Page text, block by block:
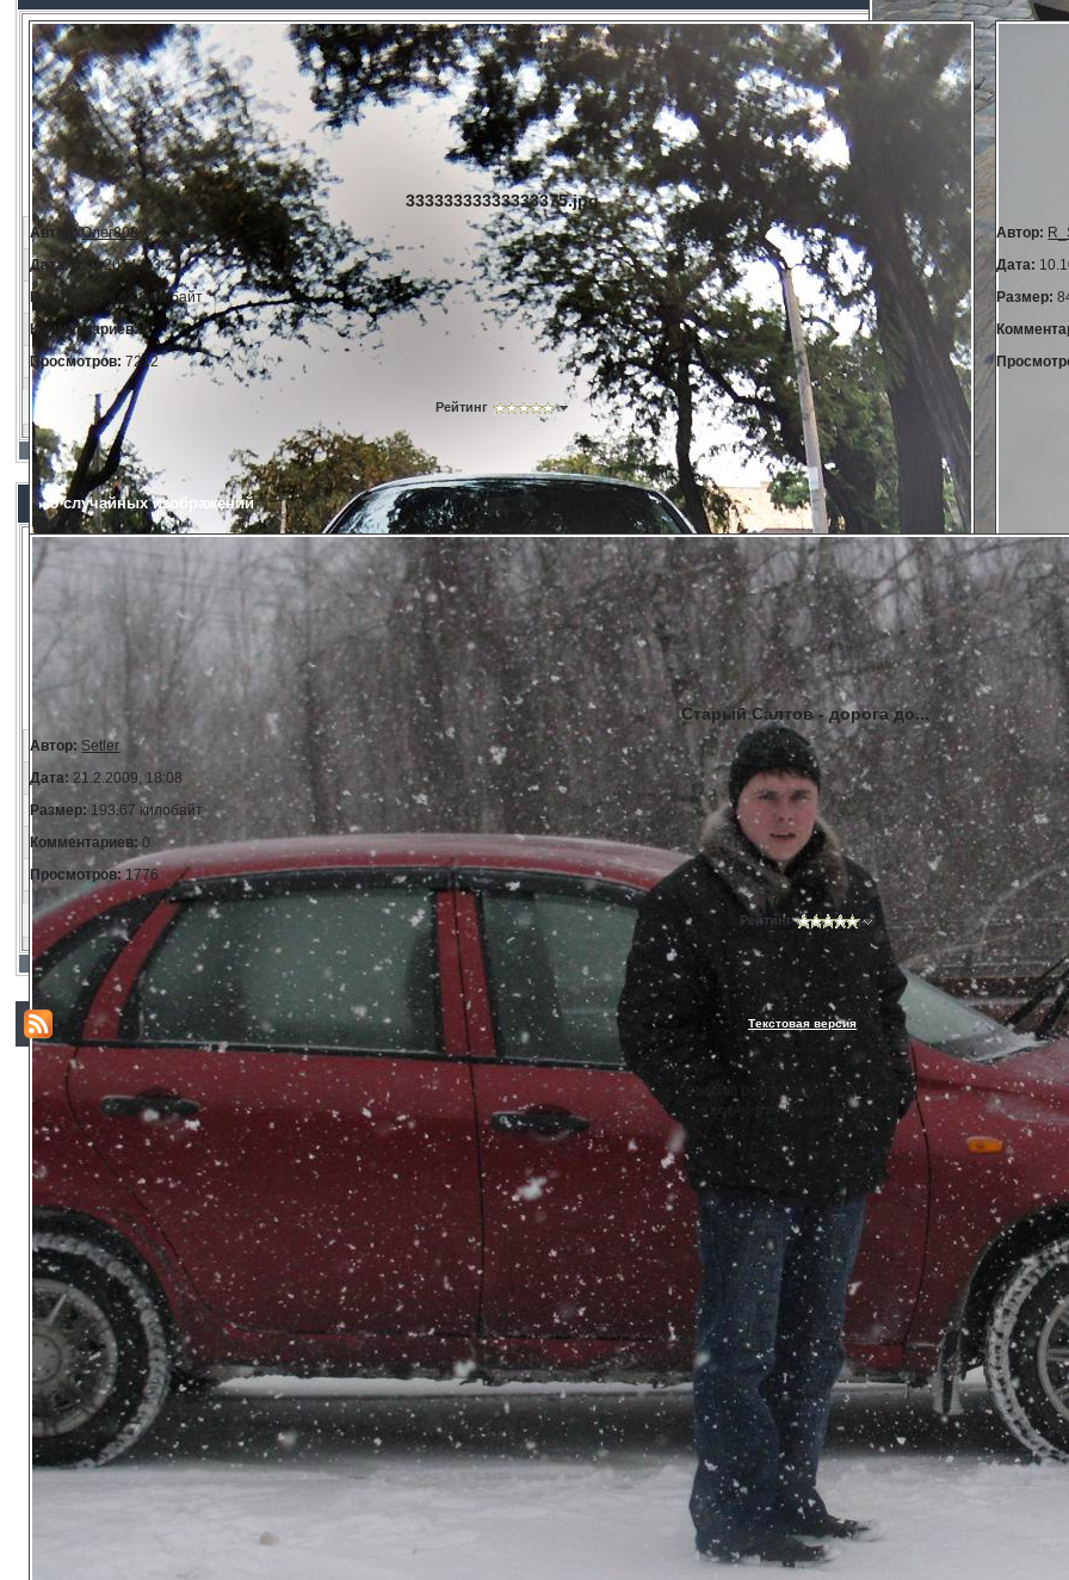
33333333333333375.jpg
Автор: Олег808
Дата:
11.3.2014, 23:21
Размер:
166.68 килобайт
Комментариев:0
Просмотров:7212
Рейтинг
Автор:
Дата:
Размер:
5 случайных изображений
Старый Салтов - дорога до...
Автор: Setler
Дата: 21.2.2009, 18:08
Размер: 193.67 килобайт
Комментариев:0
Просмотров: 1776
Рейтинг
Текстовая версия
Powered By IP.Gallery © 2026 IPS, Inc.
Licensed to: Лада Калина Клуб